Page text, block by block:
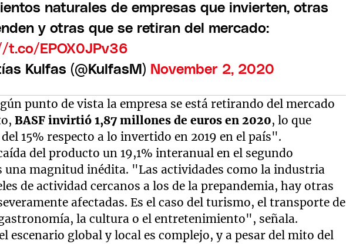
naturales de empresas que invierten, otras
y otras que se retiran del mercado:
t.co/EPOX0JPv36
Kulfas (@KulfasM) November 2, 2020
punto de vista la empresa se está retirando del mercado
BASF invirtió 1,87 millones de euros en 2020, lo que
15% respecto a lo invertido en 2019 en el país".
del producto un 19,1% interanual en el segundo
una magnitud inédita. "Las actividades como la industria
de actividad cercanos a los de la prepandemia, hay otras
afectadas. Es el caso del turismo, el transporte de
la cultura o el entretenimiento", señala.
escenario global y local es complejo, y a pesar del mito del